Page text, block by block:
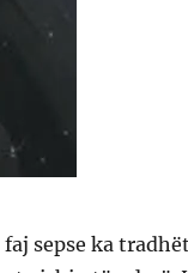
sepse ka